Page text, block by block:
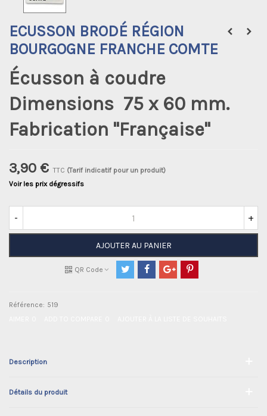
ECUSSON BRODÉ RÉGION
BOURGOGNE FRANCHE COMTE
Écusson à coudre
Dimensions 75 x 60 mm.
Fabrication "Française"
3,90 € TTC (Tarif indicatif pour un produit)
Voir les prix dégressifs
- +
AJOUTER AU PANIER
QR Code
Référence: 519
Description
Détails du produit